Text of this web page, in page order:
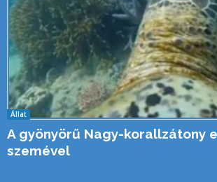
Állat
A gyönyörű Nagy-korallzátony
szemével